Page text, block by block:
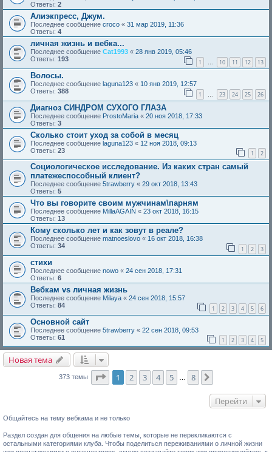
Ответы: 2
Алиэкпресс, Джум.
Последнее сообщение croco « 31 мар 2019, 11:36
Ответы: 4
личная жизнь и вебка...
Последнее сообщение Cat1993 « 28 янв 2019, 05:46
Ответы: 193 1 … 10 11 12 13
Волосы.
Последнее сообщение laguna123 « 10 янв 2019, 12:57
Ответы: 388 1 … 23 24 25 26
Диагноз СИНДРОМ СУХОГО ГЛАЗА
Последнее сообщение ProstoMaria « 20 ноя 2018, 17:33
Ответы: 3
Сколько стоит уход за собой в месяц
Последнее сообщение laguna123 « 12 ноя 2018, 09:13
Ответы: 23 1 2
Социологическое исследование. Из каких стран самый
платежеспособный клиент?
Последнее сообщение 5trawberry « 29 окт 2018, 13:43
Ответы: 5
Что вы говорите своим мужчинам\парням
Последнее сообщение MillaAGAIN « 23 окт 2018, 16:15
Ответы: 13
Кому сколько лет и как зовут в реале?
Последнее сообщение matnoeslovo « 16 окт 2018, 16:38
Ответы: 34 1 2 3
стихи
Последнее сообщение nowo « 24 сен 2018, 17:31
Ответы: 6
Вебкам vs личная жизнь
Последнее сообщение Milaya « 24 сен 2018, 15:57
Ответы: 84 1 2 3 4 5 6
Основной сайт
Последнее сообщение 5trawberry « 22 сен 2018, 09:53
Ответы: 61 1 2 3 4 5
Новая тема
373 темы Страница1 из
1 2 3 4 5 8
Перейти
Общайтесь на тему вебкама и не только
Раздел создан для общения на любые темы, которые не перекликаются с
остальными категориями клуба. Чтобы поделиться переживаниями о личной жизни